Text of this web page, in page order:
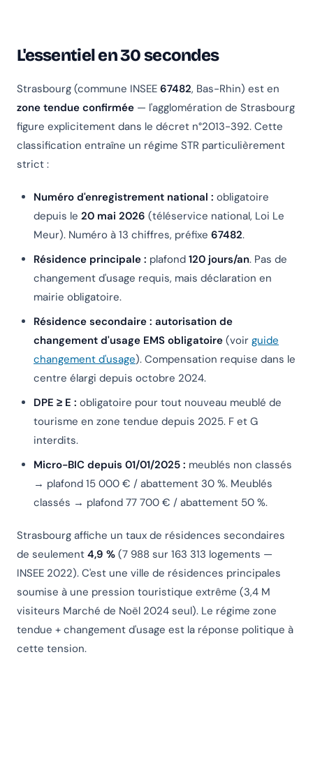
L'essentiel en 30 secondes
Strasbourg (commune INSEE 67482, Bas-Rhin) est en
zone tendue confirmée — l'agglomération de Strasbourg
figure explicitement dans le décret n°2013-392. Cette
classification entraîne un régime STR particulièrement
strict :
Numéro d'enregistrement national : obligatoire
depuis le 20 mai 2026 (téléservice national, Loi Le
Meur). Numéro à 13 chiffres, préfixe 67482.
Résidence principale : plafond 120 jours/an. Pas de
changement d'usage requis, mais déclaration en
mairie obligatoire.
Résidence secondaire : autorisation de
changement d'usage EMS obligatoire (voir guide
changement d'usage). Compensation requise dans le
centre élargi depuis octobre 2024.
DPE ≥ E : obligatoire pour tout nouveau meublé de
tourisme en zone tendue depuis 2025. F et G
interdits.
Micro-BIC depuis 01/01/2025 : meublés non classés
→ plafond 15 000 € / abattement 30 %. Meublés
classés → plafond 77 700 € / abattement 50 %.
Strasbourg affiche un taux de résidences secondaires
de seulement 4,9 % (7 988 sur 163 313 logements —
INSEE 2022). C'est une ville de résidences principales
soumise à une pression touristique extrême (3,4 M
visiteurs Marché de Noël 2024 seul). Le régime zone
tendue + changement d'usage est la réponse politique à
cette tension.